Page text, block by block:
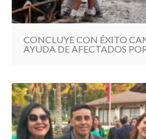
CONCLUYE CON ÉXITO
AYUDA DE AFECTADOS